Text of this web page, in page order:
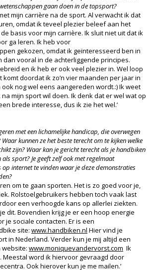
gaan doen in de topsport?
mijn carrière na de sport. Al verwacht ik dat
omdat ik teveel plezier beleef aan het
basis voor mijn carrière. Ik sluit niet uit dat ik
ga leren. Ik heb voor
gekozen, omdat ik geïnteresseerd ben in
dan vooral in de achterliggende principes.
en ik heb er ook veel plezier in. Wel loop
komt doordat ik zo’n vier maanden per jaar in
nog wel eens aangereden wordt.:) Ik weet
mijn sport wil doen. Ik denk dat er wel wat op
brede interesse, dus ik zie het wel.’
met een lichamelijke handicap, die overwegen
kunnen ze het beste terecht om te kijken welke
zijn? Waar kan je gericht terecht als je handbiken
sport? Je geeft zelf ook met regelmaat
internet te vinden waar je deze demonstraties
om te gaan sporten. Het is zo goed voor je,
Rolstoelgebruikers hebben toch vaak last
een verhoogde kans op allerlei ziekten.
dit. Bovendien krijg je er een hoop energie
je sociale contacten. Er is een
site: www.handbiken.nl Hier vind je
in Nederland. Verder kun je mij altijd een
website: www.moniquevandervorst.com Ik
Meestal word ik hiervoor gevraagd door
Ook hierover kun je me mailen.’